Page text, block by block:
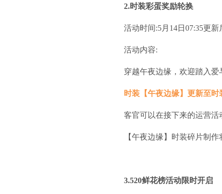
2.时装彩蛋奖励轮换
活动时间:5月14日07:35更新
活动内容:
穿越午夜边缘，欢迎踏入
时装【午夜边缘】更新至
客官可以在接下来的运营
【午夜边缘】时装碎片制
3.520鲜花榜活动限时开启